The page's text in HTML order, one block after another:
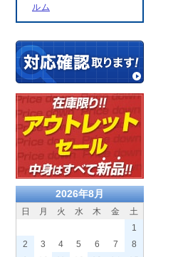
ルム
2026年8月
日 月 火 水 木 金
土
1
2
3 4 5 6 7
8